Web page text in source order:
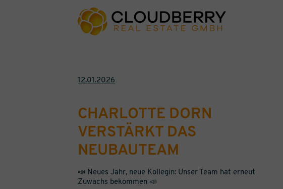
12.01.2026
CHARLOTTE DORN
VERSTÄRKT DAS
NEUBAUTEAM
📣 Neues Jahr, neue Kollegin: Unser Team hat erneut
Zuwachs bekommen 📣